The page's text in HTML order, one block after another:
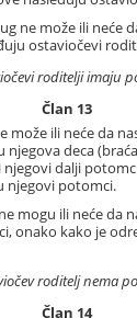
ne može ili neće
ostaviočevi
roditelji imaju
Član 13
može ili neće da
njegova deca
dalji
njegovi potomci.
mogu ili neće da
onako kako je
roditelj nema
Član 14